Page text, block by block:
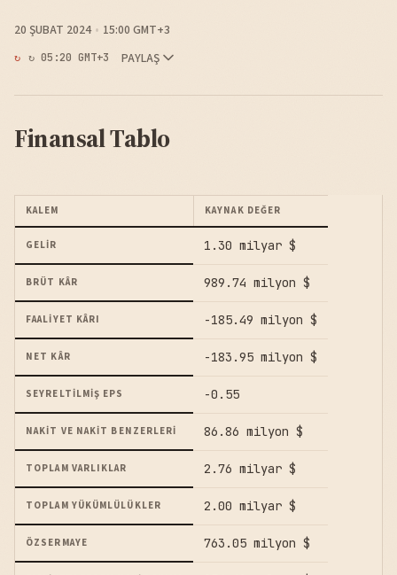
20 ŞUBAT 2024 15:00 GMT+3
↻ 05:20 GMT+3 PAYLAŞ
Finansal Tablo
KALEM KAYNAK DEĞER
GELIR 1.30 milyar $
BRÜT KÂR 989.74 milyon $
FAALIYET KÂRI -185.49 milyon $
NET KÂR -183.95 milyon $
SEYRELTILMIŞ EPS -0.55
NAKIT VE NAKIT BENZERLERI 86.86 milyon $
TOPLAM VARLIKLAR 2.76 milyar $
TOPLAM YÜKÜMLÜLÜKLER 2.00 milyar $
ÖZSERMAYE 763.05 milyon $